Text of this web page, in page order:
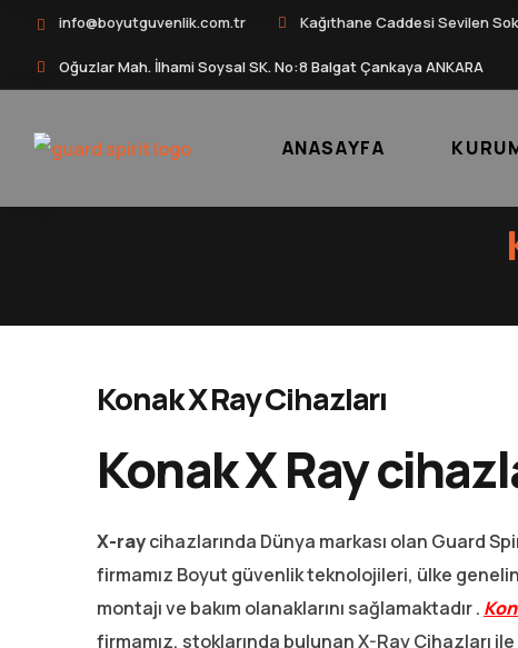
info@boyutguvenlik.com.tr Kağıthane Caddesi Sevilen
Oğuzlar Mah. İlhami Soysal SK. No:8 Balgat Çankaya ANKARA
ANASAYFA
Konak X Ray Cihazları
Konak X Ray
X-raycihazlarında Dünya markası olan Guard
firmamız Boyut güvenlik teknolojileri, ülke
montajı ve bakım olanaklarını sağlamaktadır .
firmamız, stoklarında bulunan X-Ray Cihazları